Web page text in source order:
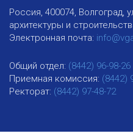
Россия, 400074, Волгоград,
архитектуры и
Электронная почта:
Общий отдел: (8442) 96-98-26
Приемная комиссия: (8442)
Ректорат: (8442) 97-48-72